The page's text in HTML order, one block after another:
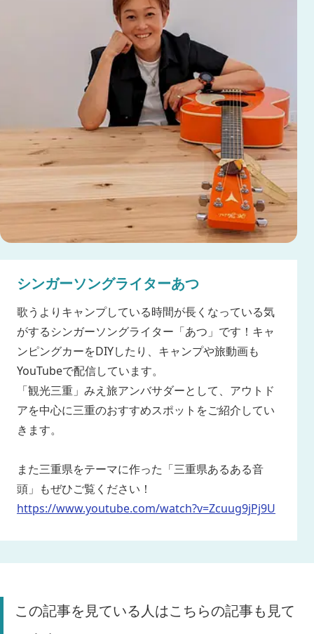
シンガーソングライターあつ
歌うよりキャンプしている時間が長くなっている気
がするシンガーソングライター「あつ」です！キャ
ンピングカーをDIYしたり、キャンプや旅動画も
YouTubeで配信しています。
「観光三重」みえ旅アンバサダーとして、アウトド
アを中心に三重のおすすめスポットをご紹介してい
きます。
また三重県をテーマに作った「三重県あるある音
頭」もぜひご覧ください！
https://www.youtube.com/watch?v=Zcuug9jPj9U
この記事を見ている人はこちらの記事も見て